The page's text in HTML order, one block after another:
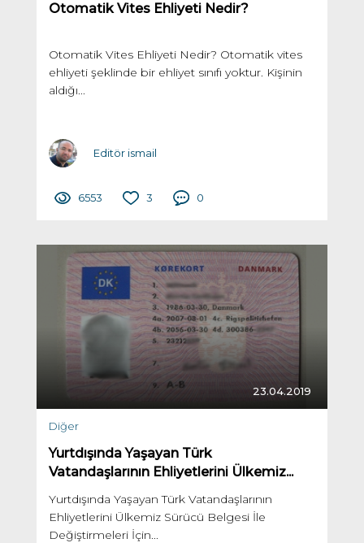
Otomatik Vites Ehliyeti Nedir?
Otomatik Vites Ehliyeti Nedir? Otomatik vites
ehliyeti şeklinde bir ehliyet sınıfı yoktur. Kişinin
aldığı...
Editör ismail
6553 3 0
23.04.2019
Diğer
Yurtdışında Yaşayan Türk
Vatandaşlarının Ehliyetlerini Ülkemiz...
Yurtdışında Yaşayan Türk Vatandaşlarının
Ehliyetlerini Ülkemiz Sürücü Belgesi İle
Değiştirmeleri İçin...